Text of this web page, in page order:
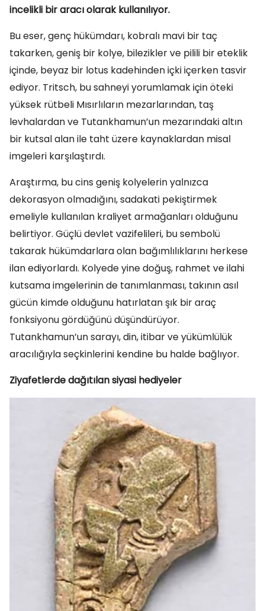
incelikli bir aracı olarak kullanılıyor.
Bu eser, genç hükümdarı, kobralı mavi bir taç
takarken, geniş bir kolye, bilezikler ve pilili bir eteklik
içinde, beyaz bir lotus kadehinden içki içerken tasvir
ediyor. Tritsch, bu sahneyi yorumlamak için öteki
yüksek rütbeli Mısırlıların mezarlarından, taş
levhalardan ve Tutankhamun’un mezarındaki altın
bir kutsal alan ile taht üzere kaynaklardan misal
imgeleri karşılaştırdı.
Araştırma, bu cins geniş kolyelerin yalnızca
dekorasyon olmadığını, sadakati pekiştirmek
emeliyle kullanılan kraliyet armağanları olduğunu
belirtiyor. Güçlü devlet vazifelileri, bu sembolü
takarak hükümdarlara olan bağımlılıklarını herkese
ilan ediyorlardı. Kolyede yine doğuş, rahmet ve ilahi
kutsama imgelerinin de tanımlanması, takının asıl
gücün kimde olduğunu hatırlatan şık bir araç
fonksiyonu gördüğünü düşündürüyor.
Tutankhamun’un sarayı, din, itibar ve yükümlülük
aracılığıyla seçkinlerini kendine bu halde bağlıyor.
Ziyafetlerde dağıtılan siyasi hediyeler